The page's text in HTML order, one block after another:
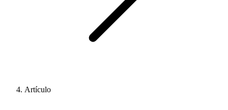
Artículo